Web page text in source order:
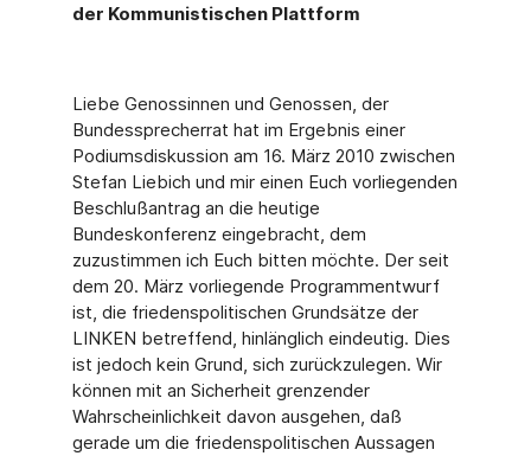
der Kommunistischen Plattform
Liebe Genossinnen und Genossen, der
Bundessprecherrat hat im Ergebnis einer
Podiumsdiskussion am 16. März 2010 zwischen
Stefan Liebich und mir einen Euch vorliegenden
Beschlußantrag an die heutige
Bundeskonferenz eingebracht, dem
zuzustimmen ich Euch bitten möchte. Der seit
dem 20. März vorliegende Programmentwurf
ist, die friedenspolitischen Grundsätze der
LINKEN betreffend, hinlänglich eindeutig. Dies
ist jedoch kein Grund, sich zurückzulegen. Wir
können mit an Sicherheit grenzender
Wahrscheinlichkeit davon ausgehen, daß
gerade um die friedenspolitischen Aussagen